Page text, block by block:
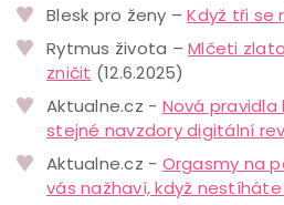
Blesk pro ženy –Když tři se
Rytmus života – Mlčeti
zničit (12.6.2025)
Aktualne.cz - Nová pravidla
stejné navzdory digitální
Aktualne.cz - Orgasmy na
vás nažhaví, když